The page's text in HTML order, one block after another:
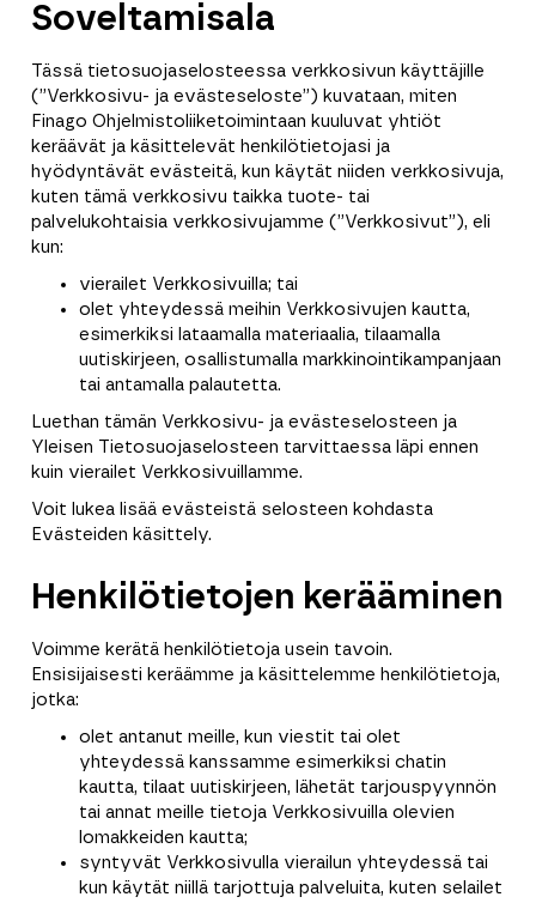
Soveltamisala
Tässä tietosuojaselosteessa verkkosivun käyttäjille
(”Verkkosivu- ja evästeseloste”) kuvataan, miten
Finago Ohjelmistoliiketoimintaan kuuluvat yhtiöt
keräävät ja käsittelevät henkilötietojasi ja
hyödyntävät evästeitä, kun käytät niiden verkkosivuja,
kuten tämä verkkosivu taikka tuote- tai
palvelukohtaisia verkkosivujamme (”Verkkosivut”), eli
kun:
vierailet Verkkosivuilla; tai
olet yhteydessä meihin Verkkosivujen kautta,
esimerkiksi lataamalla materiaalia, tilaamalla
uutiskirjeen, osallistumalla markkinointikampanjaan
tai antamalla palautetta.
Luethan tämän Verkkosivu- ja evästeselosteen ja
Yleisen Tietosuojaselosteen tarvittaessa läpi ennen
kuin vierailet Verkkosivuillamme.
Voit lukea lisää evästeistä selosteen kohdasta
Evästeiden käsittely.
Henkilötietojen kerääminen
Voimme kerätä henkilötietoja usein tavoin.
Ensisijaisesti keräämme ja käsittelemme henkilötietoja,
jotka:
olet antanut meille, kun viestit tai olet
yhteydessä kanssamme esimerkiksi chatin
kautta, tilaat uutiskirjeen, lähetät tarjouspyynnön
tai annat meille tietoja Verkkosivuilla olevien
lomakkeiden kautta;
syntyvät Verkkosivulla vierailun yhteydessä tai
kun käytät niillä tarjottuja palveluita, kuten selailet